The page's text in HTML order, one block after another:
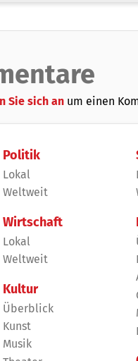
Sie sich an um einen
Politik
Lokal
Weltweit
Wirtschaft
Lokal
Weltweit
Kultur
Überblick
Kunst
Musik